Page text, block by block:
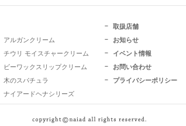
アルガンクリーム
チウリ モイスチャークリーム
ビーワックスリップクリーム
木のスパチュラ
ナイアードヘナシリーズ
取扱店舗
お知らせ
イベント情報
お問い合わせ
プライバシーポリシー